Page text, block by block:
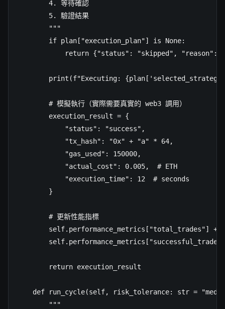
        4. 等待確認
        5. 驗證結果
        """
        if plan["execution_plan"] is None:
return {"status": "skipped", "reason":
print(f"Executing:
        # 模擬執行（實際需要真實的 web3 調用）
        execution_result = {
            "status": "success",
            "tx_hash": "0x" + "a" * 64,
            "gas_used": 150000,
            "actual_cost": 0.005,  # ETH
            "execution_time": 12  # seconds
        }
        # 更新性能指標
self.performance_metrics["total_trades"] +=
        return execution_result
def run_cycle(self, risk_tolerance: str =
        """